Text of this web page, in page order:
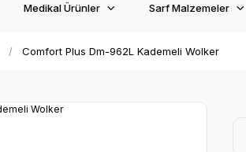
Medikal Ürünler Sarf Malzemeler
Comfort Plus Dm-962L Kademeli Wolker